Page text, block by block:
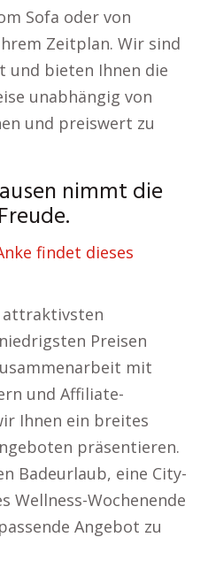
Sofa oder von
Zeitplan. Wir sind
und bieten Ihnen die
unabhängig von
und preiswert zu
nimmt die
findet dieses
attraktivsten
Preisen
mit
und Affiliate-
Ihnen ein breites
präsentieren.
Badeurlaub, eine City-
Wellness-Wochenende
Angebot zu